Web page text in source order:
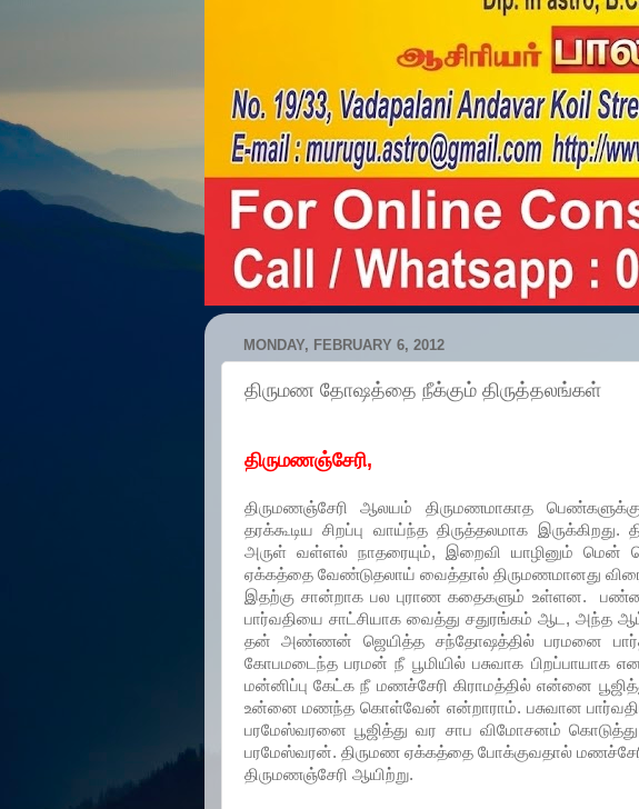
MONDAY, FEBRUARY 6, 2012
திருமண தோஷத்தை நீக்கும் திருத்தலங்கள்
திருமணஞ்சேரி,
திருமணஞ்சேரி ஆலயம் திருமணமாகாத
தரக்கூடிய சிறப்பு வாய்ந்த திருத்தலமாக
அருள் வள்ளல் நாதரையும், இறைவி யாழினும் மென்
ஏக்கத்தை வேண்டுதலாய் வைத்தால் திருமணமானது
இதற்கு சான்றாக பல புராண கதைகளும் உள்ளன.
பார்வதியை சாட்சியாக வைத்து சதுரங்கம் ஆட, அந்த
தன் அண்ணன் ஜெயித்த சந்தோஷத்தில் பரமனை
கோபமடைந்த பரமன் நீ பூமியில் பசுவாக
மன்னிப்பு கேட்க நீ மணச்சேரி கிராமத்தில் என்னை
உன்னை மணந்த கொள்வேன் என்றாராம். பசுவான
பரமேஸ்வரனை பூஜித்து வர சாப விமோசனம்
பரமேஸ்வரன். திருமண ஏக்கத்தை போக்குவதால்
திருமணஞ்சேரி ஆயிற்று.